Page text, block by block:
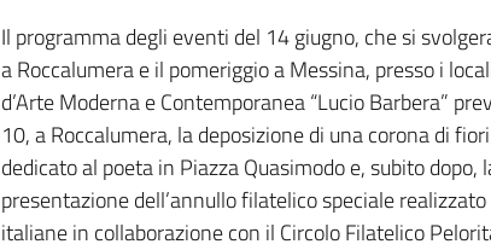
Il programma degli eventi del 14 giugno, che si
a Roccalumera e il pomeriggio a Messina, presso i
d’Arte Moderna e Contemporanea “Lucio Barbera”
10, a Roccalumera, la deposizione di una corona di
dedicato al poeta in Piazza Quasimodo e, subito dopo,
presentazione dell’annullo filatelico speciale
italiane in collaborazione con il Circolo Filatelico